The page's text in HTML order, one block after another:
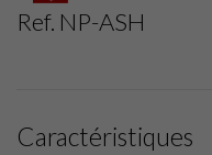
Ref. NP-ASH
Caractéristiques